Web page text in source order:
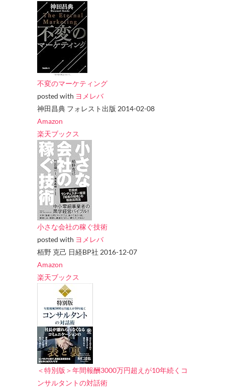
不変のマーケティング
posted with ヨメレバ
神田昌典 フォレスト出版 2014-02-08
Amazon
楽天ブックス
小さな会社の稼ぐ技術
posted with ヨメレバ
栢野 克己 日経BP社 2016-12-07
Amazon
楽天ブックス
＜特別版＞年間報酬3000万円超えが10年続くコ
ンサルタントの対話術